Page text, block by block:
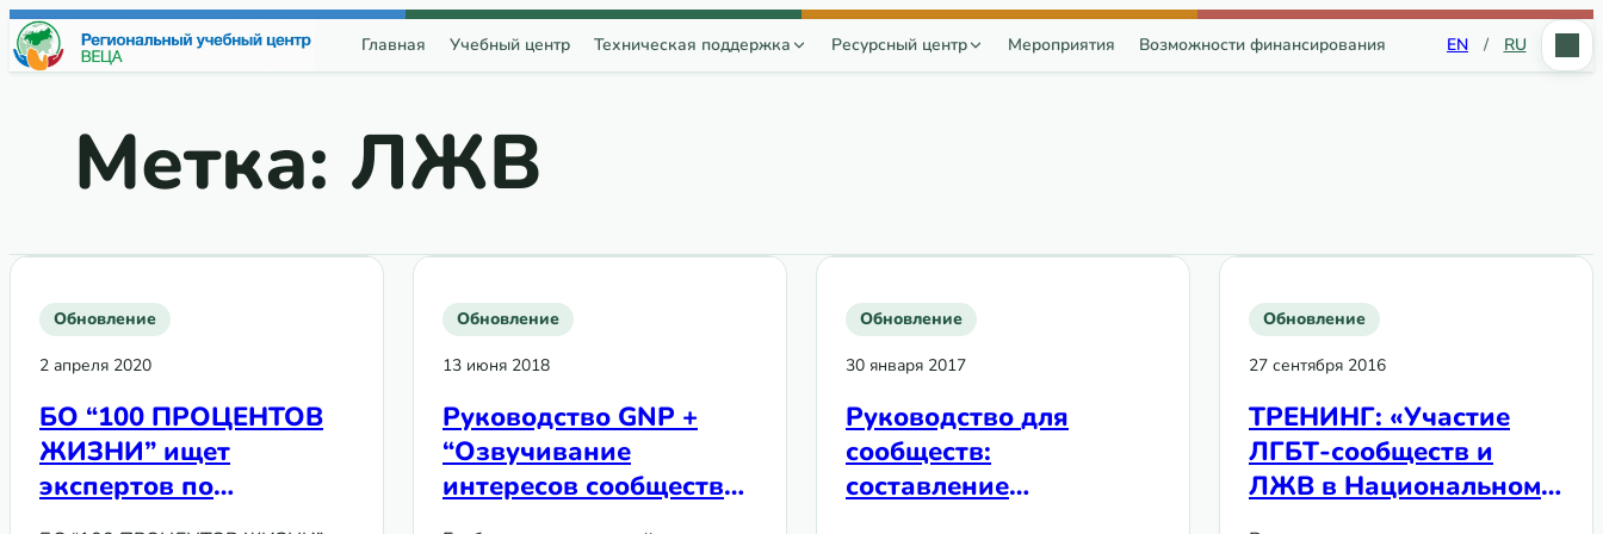
Перейти к содержимому
Главная Учебный центр Техническая поддержка Ресурсный центр Мероприятия Возможности финансирования EN / RU
Метка: ЛЖВ
Обновление
2 апреля 2020
БО “100 ПРОЦЕНТОВ
ЖИЗНИ” ищет
экспертов по
Обновление
13 июня 2018
Руководство GNP +
“Озвучивание
интересов сообщества
Обновление
30 января 2017
Руководство для
сообществ:
составление
Обновление
27 сентября 2016
ТРЕНИНГ: «Участие
ЛГБТ-сообществ и
ЛЖВ в Национальном